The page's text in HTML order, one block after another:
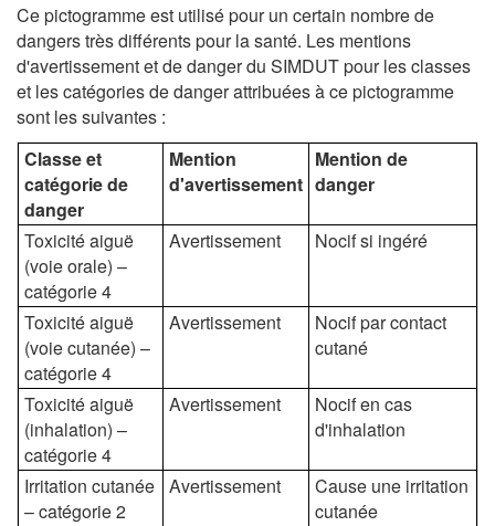
Ce pictogramme est utilisé pour un certain nombre de
dangers très différents pour la santé. Les mentions
d'avertissement et de danger du SIMDUT pour les classes
et les catégories de danger attribuées à ce pictogramme
sont les suivantes :
Classe et
catégorie de
danger
Mention
d'avertissement
Mention de
danger
Toxicité aiguë
(voie orale) –
catégorie 4
Avertissement Nocif si ingéré
Toxicité aiguë
(voie cutanée) –
catégorie 4
Avertissement
Nocif par contact
cutané
Toxicité aiguë
(inhalation) –
catégorie 4
Avertissement
Nocif en cas
d'inhalation
Irritation cutanée
– catégorie 2
Avertissement
Cause une irritation
cutanée